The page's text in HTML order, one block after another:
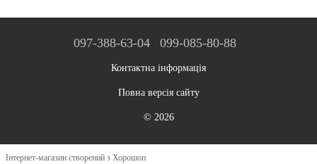
097-388-63-04 099-085-80-88
Контактна інформація
Повна версія сайту
© 2026
Інтернет-магазин створений з Хорошоп